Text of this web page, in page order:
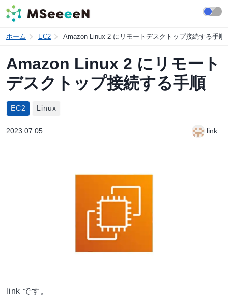
ホーム EC2 Amazon Linux 2 にリモートデスクトップ接続する手順
Amazon Linux 2 にリモート
デスクトップ接続する手順
EC2 Linux
2023.07.05 link
link です。